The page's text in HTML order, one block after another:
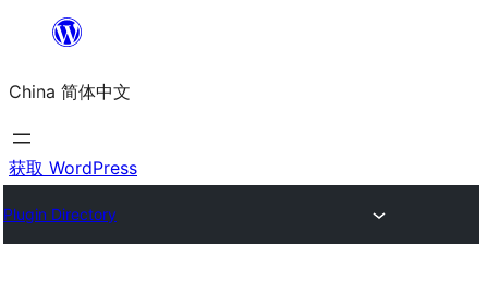
内
容
China 简体中文
获取 WordPress
Plugin Directory